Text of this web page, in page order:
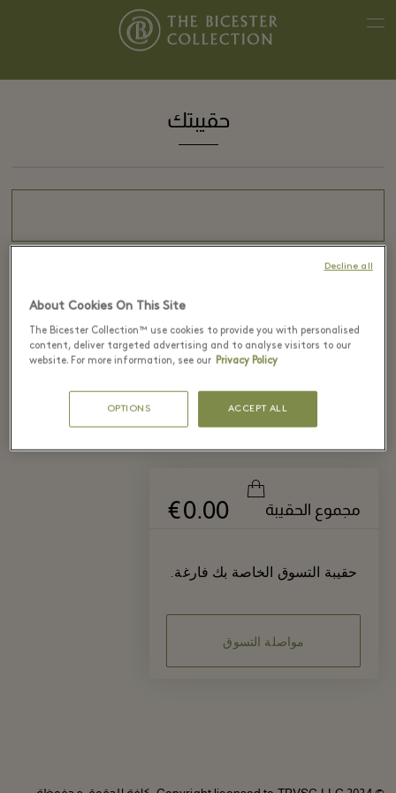
حقيبتك
حقيبة التسوق الخاصة بك فارغة.
مجموع الحقيبة €0.00
حقيبة التسوق الخاصة بك فارغة.
مواصلة التسوق
About Cookies On This Site
The Bicester Collection™ use cookies to provide you with personalised
content, deliver targeted advertising and to analyse visitors to our
website. For more information, see our Privacy Policy
OPTIONS ACCEPT ALL
Decline all